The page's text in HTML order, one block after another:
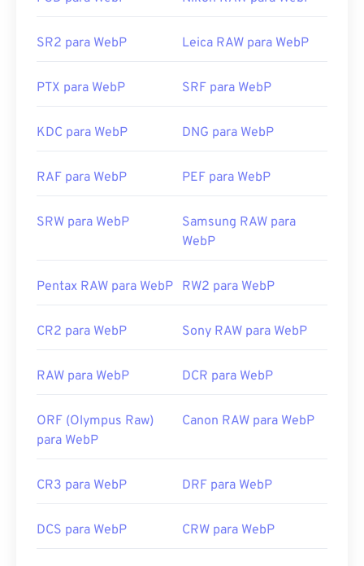
experimentar são
o Pixelmatoreo Photopea.
Antes de usaro IrfanView ,o Visualizador de Fotos
de instalar os plugins para abrir o WebP.
Lançamento inicial:
setembro de 2010
WebP
Ferramentas WebP relacionadas:
imagens WebP
SR2 para WebP Leica RAW para WebP
PTX para WebP SRF para WebP
KDC para WebP DNG para WebP
RAF para WebP PEF para WebP
SRW para WebP
Samsung RAW para
WebP
Pentax RAW para WebP RW2 para WebP
CR2 para WebP Sony RAW para WebP
RAW para WebP DCR para WebP
ORF (Olympus Raw)
para WebP
Canon RAW para WebP
CR3 para WebP DRF para WebP
DCS para WebP CRW para WebP